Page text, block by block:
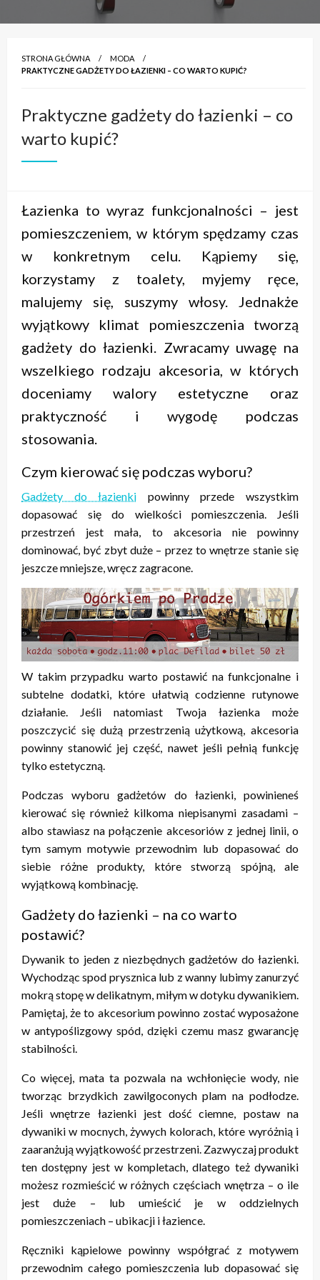
STRONA GŁÓWNA
MODA
PRAKTYCZNE GADŻETY DO ŁAZIENKI – CO WARTO KUPIĆ?
Praktyczne gadżety do łazienki – co
warto kupić?
Łazienka to wyraz funkcjonalności – jest
pomieszczeniem, w którym spędzamy czas
w konkretnym celu. Kąpiemy się,
korzystamy z toalety, myjemy ręce,
malujemy się, suszymy włosy. Jednakże
wyjątkowy klimat pomieszczenia tworzą
gadżety do łazienki. Zwracamy uwagę na
wszelkiego rodzaju akcesoria, w których
doceniamy walory estetyczne oraz
praktyczność i wygodę podczas
stosowania.
Czym kierować się podczas wyboru?
Gadżety do łazienki
powinny przede wszystkim
dopasować się do wielkości pomieszczenia. Jeśli
przestrzeń jest mała, to akcesoria nie powinny
dominować, być zbyt duże – przez to wnętrze stanie się
jeszcze mniejsze, wręcz zagracone.
W takim przypadku warto postawić na funkcjonalne i
subtelne dodatki, które ułatwią codzienne rutynowe
działanie. Jeśli natomiast Twoja łazienka może
poszczycić się dużą przestrzenią użytkową, akcesoria
powinny stanowić jej część, nawet jeśli pełnią funkcję
tylko estetyczną.
Podczas wyboru gadżetów do łazienki, powinieneś
kierować się również kilkoma niepisanymi zasadami –
albo stawiasz na połączenie akcesoriów z jednej linii, o
tym samym motywie przewodnim lub dopasować do
siebie różne produkty, które stworzą spójną, ale
wyjątkową kombinację.
Gadżety do łazienki – na co warto
postawić?
Dywanik to jeden z niezbędnych gadżetów do łazienki.
Wychodząc spod prysznica lub z wanny lubimy zanurzyć
mokrą stopę w delikatnym, miłym w dotyku dywanikiem.
Pamiętaj, że to akcesorium powinno zostać wyposażone
w antypoślizgowy spód, dzięki czemu masz gwarancję
stabilności.
Co więcej, mata ta pozwala na wchłonięcie wody, nie
tworząc brzydkich zawilgoconych plam na podłodze.
Jeśli wnętrze łazienki jest dość ciemne, postaw na
dywaniki w mocnych, żywych kolorach, które wyróżnią i
zaaranżują wyjątkowość przestrzeni. Zazwyczaj produkt
ten dostępny jest w kompletach, dlatego też dywaniki
możesz rozmieścić w różnych częściach wnętrza – o ile
jest duże – lub umieścić je w oddzielnych
pomieszczeniach – ubikacji i łazience.
Ręczniki kąpielowe powinny współgrać z motywem
przewodnim całego pomieszczenia lub dopasować się